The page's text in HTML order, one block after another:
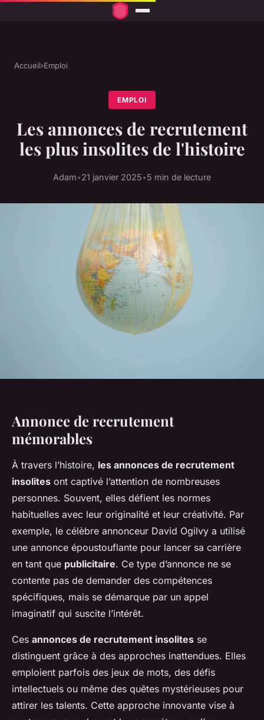
Accueil›Emploi
EMPLOI
Les annonces de recrutement
les plus insolites de l'histoire
Adam•21 janvier 2025•5 min de lecture
Annonce de recrutement
mémorables
À travers l’histoire, les annonces de recrutement
insolites ont captivé l’attention de nombreuses
personnes. Souvent, elles défient les normes
habituelles avec leur originalité et leur créativité. Par
exemple, le célèbre annonceur David Ogilvy a utilisé
une annonce époustouflante pour lancer sa carrière
en tant que publicitaire. Ce type d’annonce ne se
contente pas de demander des compétences
spécifiques, mais se démarque par un appel
imaginatif qui suscite l’intérêt.
Ces annonces de recrutement insolites se
distinguent grâce à des approches inattendues. Elles
emploient parfois des jeux de mots, des défis
intellectuels ou même des quêtes mystérieuses pour
attirer les talents. Cette approche innovante vise à